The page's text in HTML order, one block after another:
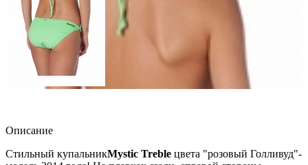
Описание
Стильный купальникMystic Treble цвета "розовый Голливуд"-